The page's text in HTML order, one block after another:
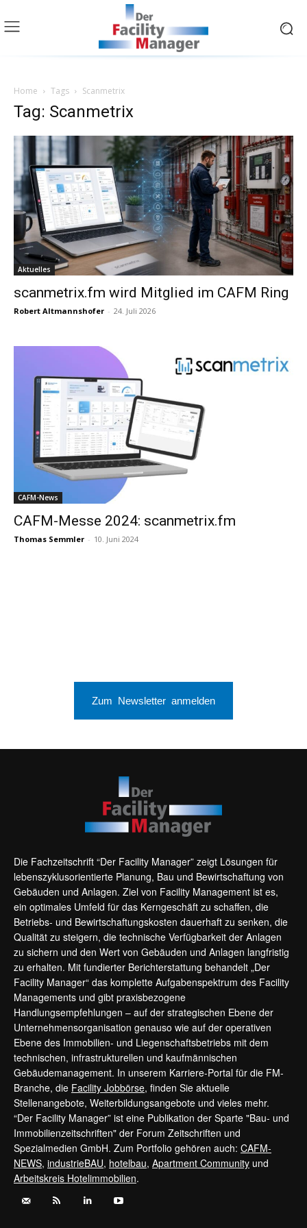
Home Tags Scanmetrix
Tag: Scanmetrix
Aktuelles
scanmetrix.fm wird Mitglied im CAFM Ring
Robert Altmannshofer - 24. Juli 2026
CAFM-News
CAFM-Messe 2024: scanmetrix.fm
Thomas Semmler - 10. Juni 2024
Zum Newsletter anmelden
Die Fachzeitschrift “Der Facility Manager” zeigt Lösungen für
lebenszyklusorientierte Planung, Bau und Bewirtschaftung von
Gebäuden und Anlagen. Ziel von Facility Management ist es,
ein optimales Umfeld für das Kerngeschäft zu schaffen, die
Betriebs- und Bewirtschaftungskosten dauerhaft zu senken, die
Qualität zu steigern, die technische Verfügbarkeit der Anlagen
zu sichern und den Wert von Gebäuden und Anlagen langfristig
zu erhalten. Mit fundierter Berichterstattung behandelt „Der
Facility Manager“ das komplette Aufgabenspektrum des Facility
Managements und gibt praxisbezogene
Handlungsempfehlungen – auf der strategischen Ebene der
Unternehmensorganisation genauso wie auf der operativen
Ebene des Immobilien- und Liegenschaftsbetriebs mit dem
technischen, infrastrukturellen und kaufmännischen
Gebäudemanagement. In unserem Karriere-Portal für die FM-
Branche, die Facility Jobbörse, finden Sie aktuelle
Stellenangebote, Weiterbildungsangebote und vieles mehr.
“Der Facility Manager” ist eine Publikation der Sparte "Bau- und
Immobilienzeitschriften" der Forum Zeitschriften und
Spezialmedien GmbH. Zum Portfolio gehören auch: CAFM-
NEWS, industrieBAU, hotelbau, Apartment Community und
Arbeitskreis Hotelimmobilien.